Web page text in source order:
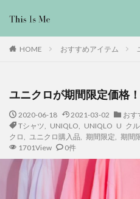
HOME おすすめアイテム
ユニクロが期間限定価格
2020-06-18 2021-03-02
おす
Tシャツ
UNIQLO UNIQLO U クル
クロ
ユニクロ購入品 期間限定 期間
1701View
0件